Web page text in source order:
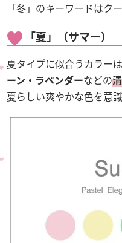
「冬」のキーワードはク
「夏」（サマー）
夏タイプに似合うカラー
ーン・ラベンダーなどの
夏らしい爽やかな色を意